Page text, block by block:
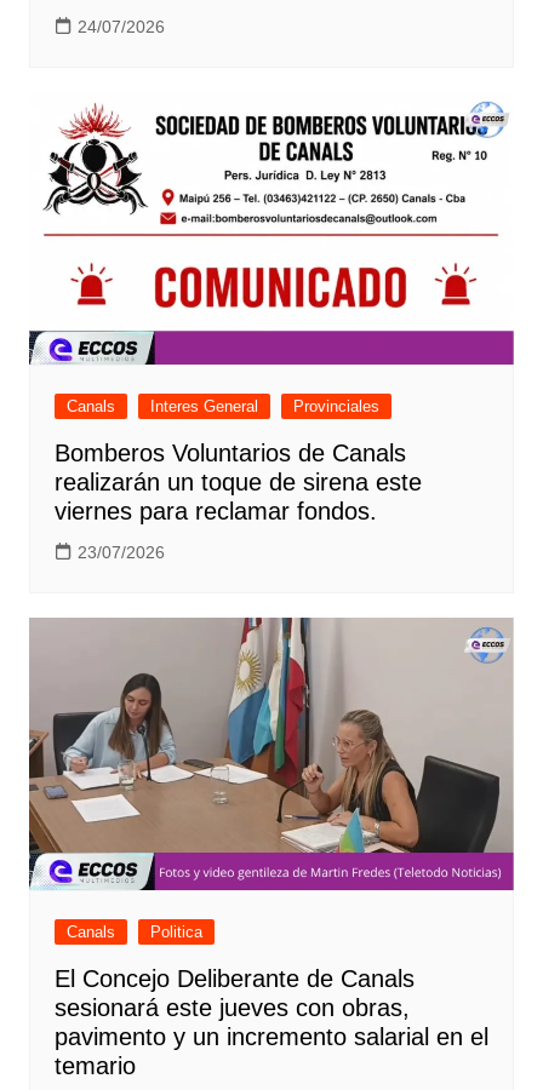
24/07/2026
Canals Interes General Provinciales
Bomberos Voluntarios de Canals
realizarán un toque de sirena este
viernes para reclamar fondos.
23/07/2026
Canals Politica
El Concejo Deliberante de Canals
sesionará este jueves con obras,
pavimento y un incremento salarial en el
temario